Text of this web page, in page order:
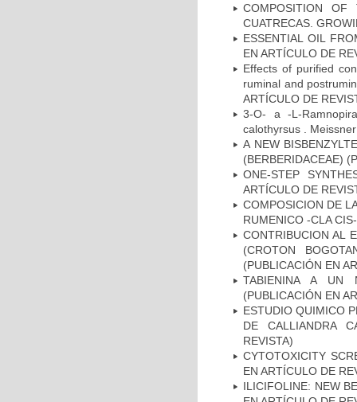
COMPOSITION OF
CUATRECAS.
ESSENTIAL OIL
EN ARTÍCULO DE
Effects of purified
ruminal and
ARTÍCULO DE
3-O- a -L-
calothyrsus .
A NEW
(BERBERIDACEAE)
ONE-STEP
ARTÍCULO DE
COMPOSICION DE
RUMENICO -CLA
CONTRIBUCION AL
(CROTON
(PUBLICACIÓN EN
TABIENINA A UN
(PUBLICACIÓN EN
ESTUDIO QUIMICO
DE CALLIANDRA
REVISTA)
CYTOTOXICITY
EN ARTÍCULO DE
ILICIFOLINE: NEW